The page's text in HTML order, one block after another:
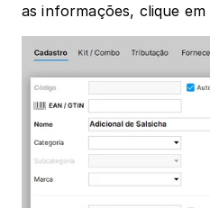
as informações, clique em